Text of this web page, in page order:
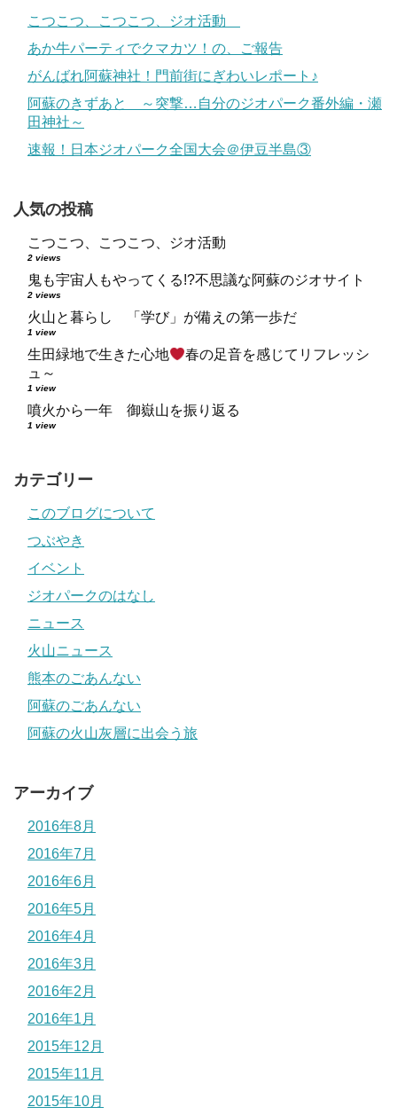
こつこつ、こつこつ、ジオ活動
あか牛パーティでクマカツ！の、ご報告
がんばれ阿蘇神社！門前街にぎわいレポート♪
阿蘇のきずあと ～突撃…自分のジオパーク番外編・瀬
田神社～
速報！日本ジオパーク全国大会＠伊豆半島③
人気の投稿
こつこつ、こつこつ、ジオ活動
2 views
鬼も宇宙人もやってくる!?不思議な阿蘇のジオサイト
2 views
火山と暮らし 「学び」が備えの第一歩だ
1 view
生田緑地で生きた心地
春の足音を感じてリフレッシ
ュ～
1 view
噴火から一年 御嶽山を振り返る
1 view
カテゴリー
このブログについて
つぶやき
イベント
ジオパークのはなし
ニュース
火山ニュース
熊本のごあんない
阿蘇のごあんない
阿蘇の火山灰層に出会う旅
アーカイブ
2016年8月
2016年7月
2016年6月
2016年5月
2016年4月
2016年3月
2016年2月
2016年1月
2015年12月
2015年11月
2015年10月